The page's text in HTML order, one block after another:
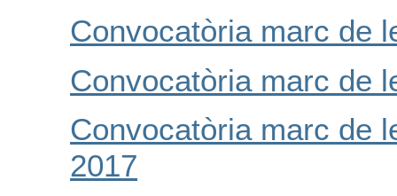
Convocatòria marc de
Convocatòria marc de
Convocatòria marc de
2017